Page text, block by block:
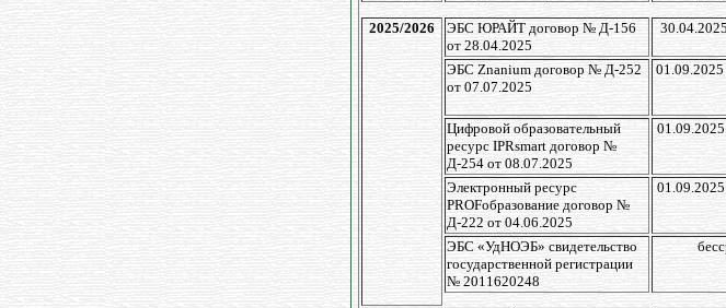
2025/2026
ЭБС ЮРАЙТ договор № Д-156
от 28.04.2025
ЭБС Znanium договор № Д-252
от 07.07.2025
Цифровой образовательный
ресурс IPRsmart договор №
Д-254 от 08.07.2025
Электронный ресурс
PROFобразование договор №
Д-222 от 04.06.2025
ЭБС «УдНОЭБ» свидетельство
государственной регистрации
№ 2011620248